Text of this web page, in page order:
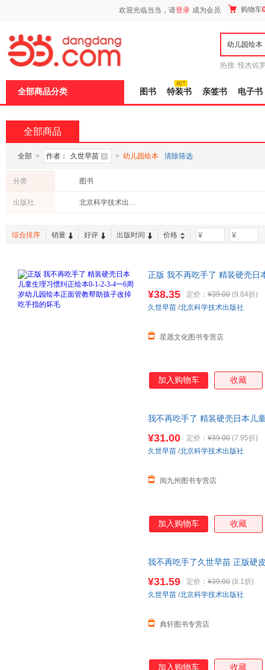
欢迎光临当当，请登录 成为会员 购物车
热搜: 怪杰佐
全部商品分类 图书 特装书 亲签书 电子书
全部商品
全部 > 作者： 久世早苗 > 幼儿园绘本 清除筛选
分类 图书
出版社 北京科学技术出版社
综合排序 销量 好评 出版时间 价格 -
正版 我不再吃手了 精装硬壳日
当客服
¥38.35 定价： ¥39.00 (9.84折)
星愿文化图书专营店
久世早苗 /北京科学技术出版社
加入购物车 收藏
我不再吃手了 精装硬壳日本儿
¥31.00 定价： ¥39.00 (7.95折)
阅九州图书专营店
久世早苗 /北京科学技术出版社
加入购物车 收藏
我不再吃手了久世早苗 正版硬
¥31.59 定价： ¥39.00 (8.1折)
典轩图书专营店
久世早苗 /北京科学技术出版社
加入购物车 收藏
页
加